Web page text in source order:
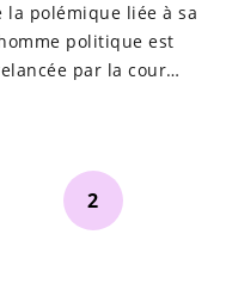
la polémique liée à sa
politique est
par la cour
2